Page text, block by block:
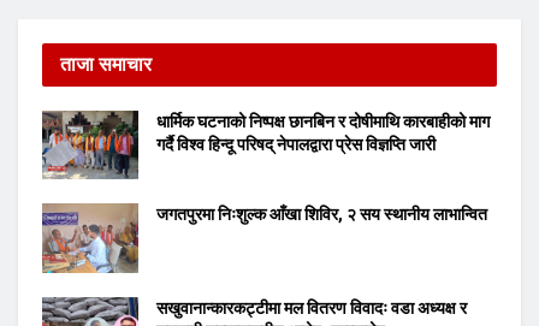
ताजा समाचार
धार्मिक घटनाको निष्पक्ष छानबिन र दोषीमाथि कारबाहीको माग
गर्दै विश्व हिन्दू परिषद् नेपालद्वारा प्रेस विज्ञप्ति जारी
जगतपुरमा निःशुल्क आँखा शिविर, २ सय स्थानीय लाभान्वित
सखुवानान्कारकट्टीमा मल वितरण विवादः वडा अध्यक्ष र